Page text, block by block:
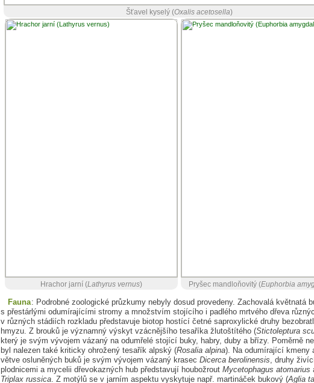
Šťavel kyselý (Oxalis acetosella)
Hrachor jarní (Lathyrus vernus) Pryšec mandloňovitý (Euphorbia
Fauna: Podrobné zoologické průzkumy nebyly dosud provedeny. Zachovalá květnatá
s přestárlými odumírajícími stromy a množstvím stojícího i padlého mrtvého dřeva
v různých stádiích rozkladu představuje biotop hostící četné saproxylické druhy
hmyzu. Z brouků je významný výskyt vzácnějšího tesaříka žlutoštítého (Stictoleptura
který je svým vývojem vázaný na odumřelé stojící buky, habry, duby a břízy. Poměrně
byl nalezen také kriticky ohrožený tesařík alpský (Rosalia alpina). Na odumírající kmeny
větve osluněných buků je svým vývojem vázaný krasec Dicerca berolinensis, druhy
plodnicemi a mycelii dřevokazných hub představují houbožrout Mycetophagus atomarius
Triplax russica. Z motýlů se v jarním aspektu vyskytuje např. martináček bukový (Aglia